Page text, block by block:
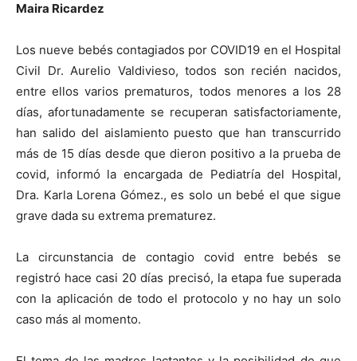
Maira Ricardez
Los nueve bebés contagiados por COVID19 en el Hospital
Civil Dr. Aurelio Valdivieso, todos son recién nacidos,
entre ellos varios prematuros, todos menores a los 28
días, afortunadamente se recuperan satisfactoriamente,
han salido del aislamiento puesto que han transcurrido
más de 15 días desde que dieron positivo a la prueba de
covid, informó la encargada de Pediatría del Hospital,
Dra. Karla Lorena Gómez., es solo un bebé el que sigue
grave dada su extrema prematurez.
La circunstancia de contagio covid entre bebés se
registró hace casi 20 días precisó, la etapa fue superada
con la aplicación de todo el protocolo y no hay un solo
caso más al momento.